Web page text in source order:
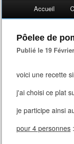
Accueil
Pôelee de
Publié le 19
voici une recette
j'ai choisi ce plat
je participe ainsi
pour 4 personnes :